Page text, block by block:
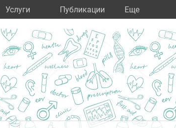
Услуги Публикации Eще